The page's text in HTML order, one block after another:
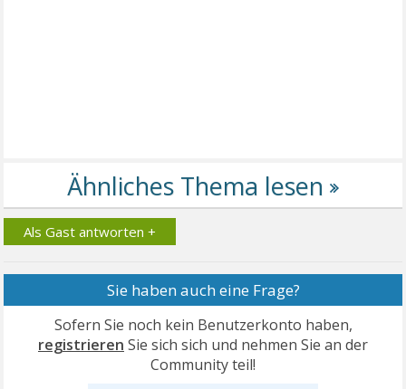
Als Gast antworten +
Sie haben auch eine Frage?
Sofern Sie noch kein Benutzerkonto haben,
registrieren Sie sich sich und nehmen Sie an der
Community teil!